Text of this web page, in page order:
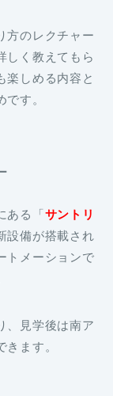
方のレクチャー
しく教えてもら
楽しめる内容と
す。
ある「サントリ
設備が搭載され
トメーションで
、見学後は南ア
ます。